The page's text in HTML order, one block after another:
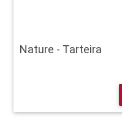
Nature - Tarteira